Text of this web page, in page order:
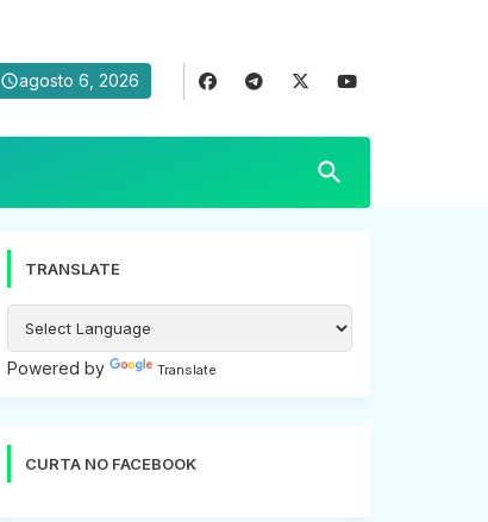
agosto 6, 2026
TRANSLATE
Powered by Translate
CURTA NO FACEBOOK